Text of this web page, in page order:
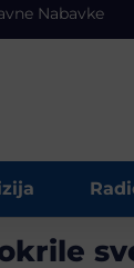
Nabavke